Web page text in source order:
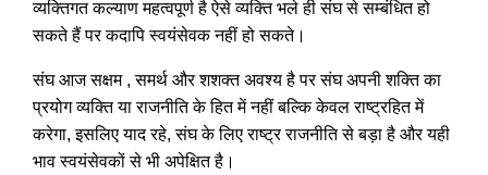
व्यक्तिगत कल्याण महत्वपूर्ण है ऐसे व्यक्ति भले ही संघ से सम्बंधित हो
सकते हैं पर कदापि स्वयंसेवक नहीं हो सकते।
संघ आज सक्षम , समर्थ और शशक्त अवश्य है पर संघ अपनी शक्ति का
प्रयोग व्यक्ति या राजनीति के हित में नहीं बल्कि केवल राष्ट्रहित में
करेगा, इसलिए याद रहे, संघ के लिए राष्ट्र राजनीति से बड़ा है और यही
भाव स्वयंसेवकों से भी अपेक्षित है।